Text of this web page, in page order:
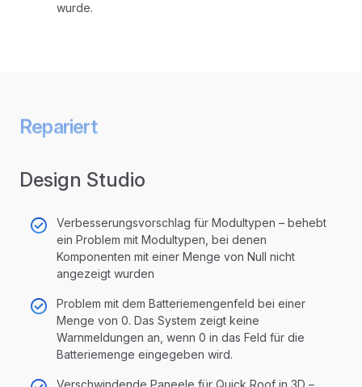
wurde.
Repariert
Design Studio
Verbesserungsvorschlag für Modultypen – behebt
ein Problem mit Modultypen, bei denen
Komponenten mit einer Menge von Null nicht
angezeigt wurden
Problem mit dem Batteriemengenfeld bei einer
Menge von 0. Das System zeigt keine
Warnmeldungen an, wenn 0 in das Feld für die
Batteriemenge eingegeben wird.
Verschwindende Paneele für Quick Roof in 3D –